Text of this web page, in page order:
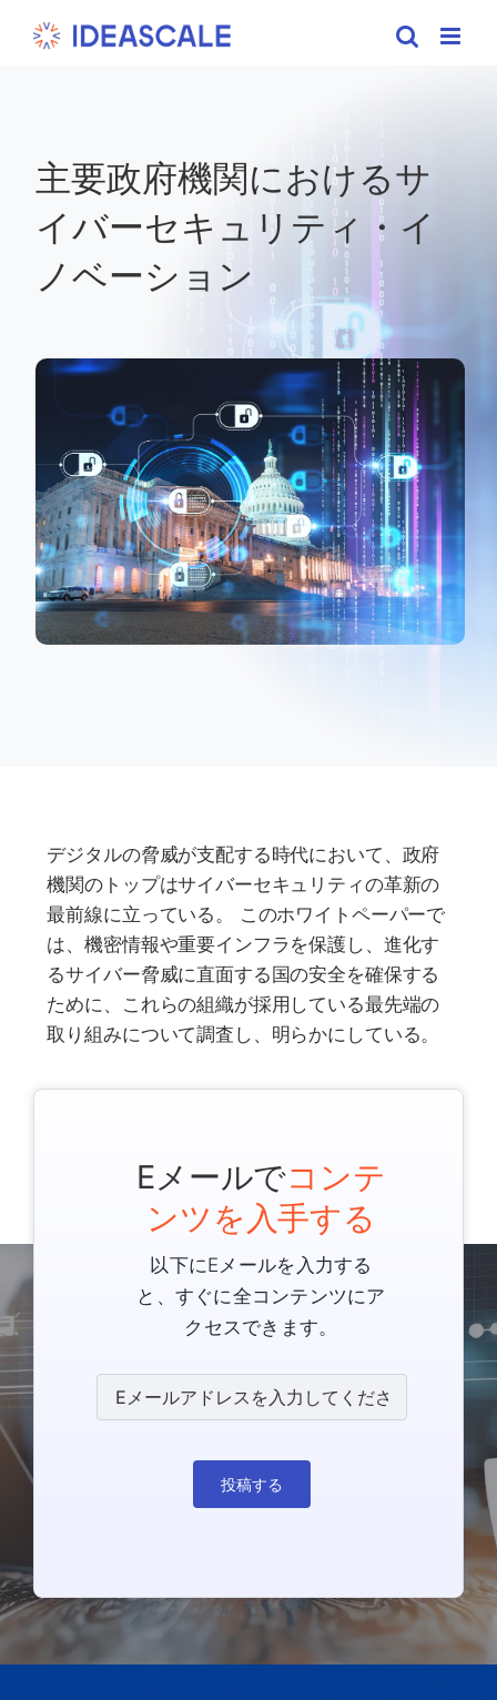
主要政府機関におけるサ
イバーセキュリティ・イ
ノベーション
デジタルの脅威が支配する時代において、政府
機関のトップはサイバーセキュリティの革新の
最前線に立っている。 このホワイトペーパーで
は、機密情報や重要インフラを保護し、進化す
るサイバー脅威に直面する国の安全を確保する
ために、これらの組織が採用している最先端の
取り組みについて調査し、明らかにしている。
Eメールでコンテ
ンツを入手する
以下にEメールを入力する
と、すぐに全コンテンツにア
クセスできます。
投稿する